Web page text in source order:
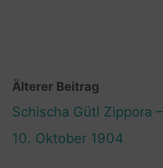
Älterer Beitrag
Schischa Gütl Zippora –
10. Oktober 1904